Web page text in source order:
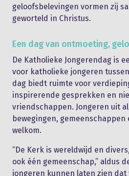
geloofsbelevingen vormen zij
geworteld in Christus.
Een dag van ontmoeting,
De Katholieke Jongerendag is
voor katholieke jongeren tussen
dag biedt ruimte voor
inspirerende gesprekken en
vriendschappen. Jongeren uit
bewegingen, gemeenschappen
welkom.
“De Kerk is wereldwijd en
ook één gemeenschap,” aldus
jongeren kunnen laten zien dat